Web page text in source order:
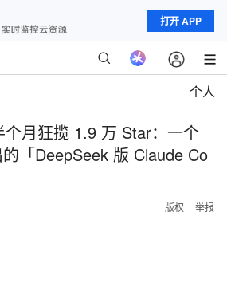
打开 APP
个人
个月狂揽 1.9 万 Star：一个
「DeepSeek 版 Claude Co
版权 举报